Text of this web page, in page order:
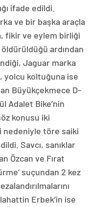
ifade edildi.
ve bir başka araçla
fikir ve eylem birliği
ardından
Jaguar marka
yolcu koltuğuna ise
Büyükçekmece D-
Adalet Bike’nin
konusu iki
nedeniyle töre saiki
Savcı, sanıklar
Özcan ve Fırat
suçundan 2 kez
Erbek’in ise